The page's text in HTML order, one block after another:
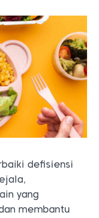
defisiensi
yang
membantu